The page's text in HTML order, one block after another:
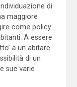
di
maggiore
come policy
A essere
a un abitare
di un
sue varie